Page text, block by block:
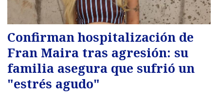
Confirman hospitalización de
Fran Maira tras agresión: su
familia asegura que sufrió un
"estrés agudo"